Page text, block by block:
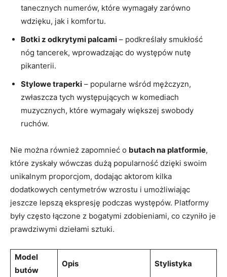
tanecznych numerów, które wymagały zarówno
wdzięku, jak i komfortu.
Botki z odkrytymi palcami – podkreślały smukłość
nóg tancerek, wprowadzając do występów nutę
pikanterii.
Stylowe traperki – popularne wśród mężczyzn,
zwłaszcza tych występujących w komediach
muzycznych, które wymagały większej swobody
ruchów.
Nie można również zapomnieć o butach na platformie,
które zyskały wówczas dużą popularność dzięki swoim
unikalnym proporcjom, dodając aktorom kilka
dodatkowych centymetrów wzrostu i umożliwiając
jeszcze lepszą ekspresję podczas występów. Platformy
były często łączone z bogatymi zdobieniami, co czyniło je
prawdziwymi dziełami sztuki.
Model
butów
Opis Stylistyka